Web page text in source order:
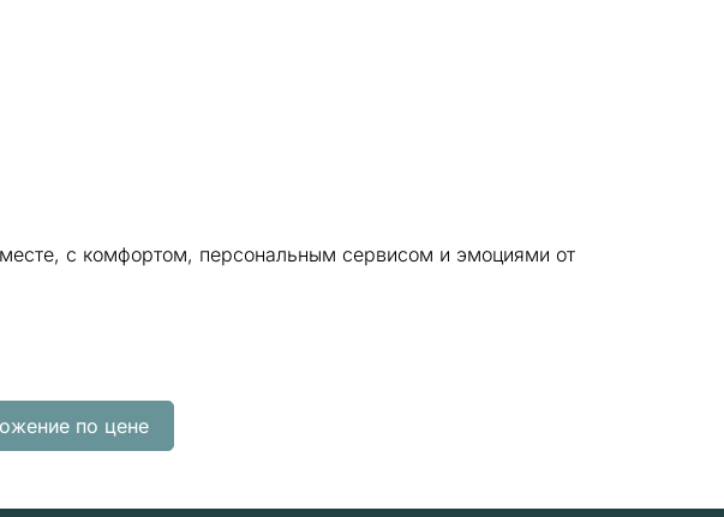
с комфортом, персональным сервисом и эмоциями от
по цене